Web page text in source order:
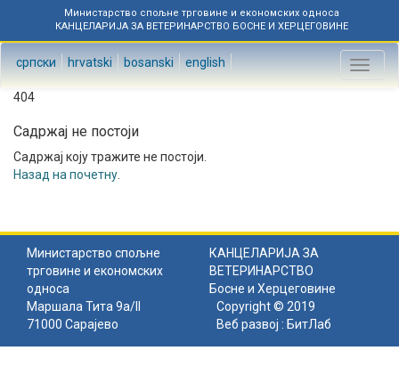
Министарство спољне трговине и економских односа
КАНЦЕЛАРИЈА ЗА ВЕТЕРИНАРСТВО БОСНЕ И ХЕРЦЕГОВИНЕ
српски hrvatski bosanski english
Toggle
404
Садржај не постоји
Садржај коју тражите не постоји.
Назад на почетну
Министарство спољне
трговине и економских
односа
КАНЦЕЛАРИЈА ЗА
ВЕТЕРИНАРСТВО
Босне и Херцеговине
Маршала Тита 9а/II
71000 Сарајево
Copyright © 2019
Веб развој : БитЛаб